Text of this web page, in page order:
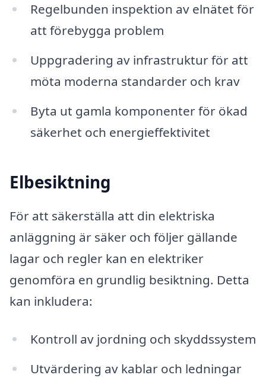
Regelbunden inspektion av elnätet för
att förebygga problem
Uppgradering av infrastruktur för att
möta moderna standarder och krav
Byta ut gamla komponenter för ökad
säkerhet och energieffektivitet
Elbesiktning
För att säkerställa att din elektriska
anläggning är säker och följer gällande
lagar och regler kan en elektriker
genomföra en grundlig besiktning. Detta
kan inkludera:
Kontroll av jordning och skyddssystem
Utvärdering av kablar och ledningar